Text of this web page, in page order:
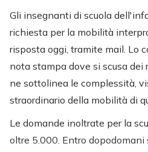
Gli insegnanti di scuola
richiesta per la mobilità
risposta oggi, tramite mail. Lo
nota stampa dove si scusa dei
ne sottolinea le complessità,
straordinario della mobilità di
Le domande inoltrate per la
oltre 5.000. Entro dopodomani